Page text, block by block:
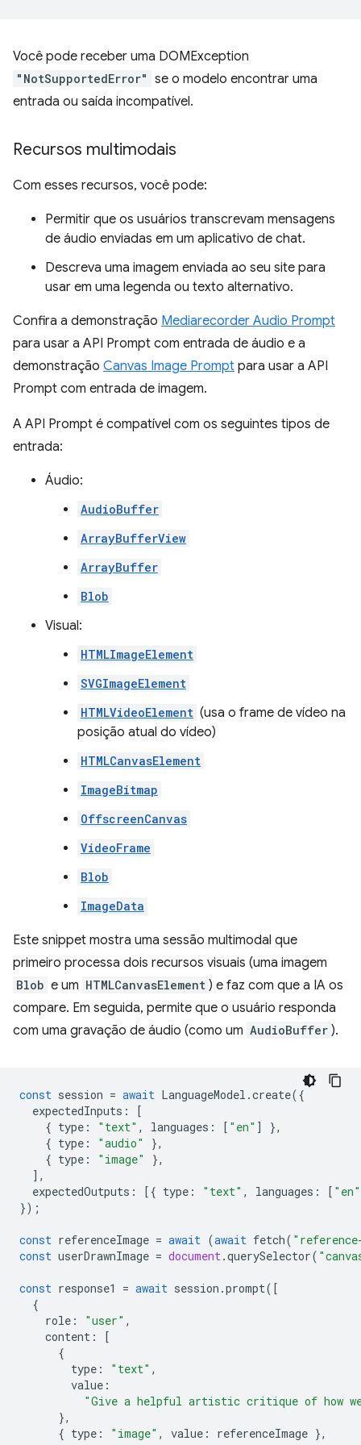
Você pode receber uma DOMException
"NotSupportedError" se o modelo encontrar uma
entrada ou saída incompatível.
Recursos multimodais
Com esses recursos, você pode:
Permitir que os usuários transcrevam mensagens
de áudio enviadas em um aplicativo de chat.
Descreva uma imagem enviada ao seu site para
usar em uma legenda ou texto alternativo.
Confira a demonstração Mediarecorder Audio Prompt
para usar a API Prompt com entrada de áudio e a
demonstração Canvas Image Prompt para usar a API
Prompt com entrada de imagem.
A API Prompt é compatível com os seguintes tipos de
entrada:
Áudio:
AudioBuffer
ArrayBufferView
ArrayBuffer
Blob
Visual:
HTMLImageElement
SVGImageElement
HTMLVideoElement (usa o frame de vídeo na
posição atual do vídeo)
HTMLCanvasElement
ImageBitmap
OffscreenCanvas
VideoFrame
Blob
ImageData
Este snippet mostra uma sessão multimodal que
primeiro processa dois recursos visuais (uma imagem
Blob e um HTMLCanvasElement ) e faz com que a IA os
compare. Em seguida, permite que o usuário responda
com uma gravação de áudio (como um AudioBuffer ).
const session = await LanguageModel .create({
expectedInputs :
[
{ type : "text" , languages : [ "en" ]
},
{ type : "audio"
},
{ type : "image"
},
],
expectedOutputs : [{ type : "text" , languages : [ "en"
});
const referenceImage = await (await fetch(
const userDrawnImage = document.querySelector(
const response1 = await session .prompt([
{
role : "user" ,
content :
[
{
type : "text" ,
value :
"Give a helpful artistic critique of how
},
{ type : "image" , value : referenceImage },